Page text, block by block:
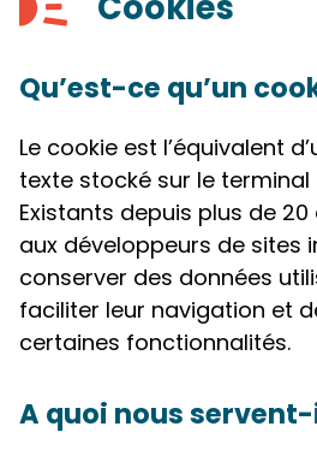
Qu’est-ce qu’un
Le cookie est l’équivalent
texte stocké sur le terminal
Existants depuis plus de
aux développeurs de sites
conserver des données
faciliter leur navigation et
certaines fonctionnalités.
A quoi nous servent-